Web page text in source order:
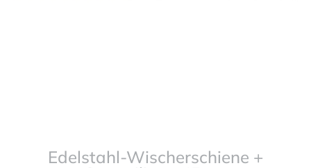
Edelstahl-Wischerschiene +